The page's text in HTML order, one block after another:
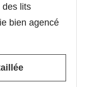
des lits
bien agencé